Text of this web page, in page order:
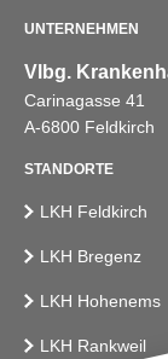
UNTERNEHMEN
Vlbg.
Carinagasse 41
A-6800 Feldkirch
STANDORTE
LKH Feldkirch
LKH Bregenz
LKH Hohenems
LKH Rankweil